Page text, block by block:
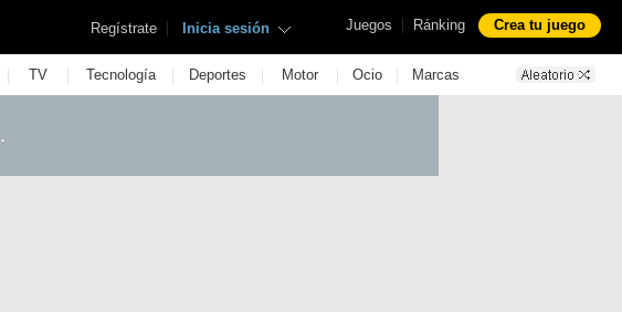
Juegos | Ránking Crea tu juego
Regístrate | Inicia sesión
| TV | Tecnología | Deportes | Motor | Ocio | Marcas
.